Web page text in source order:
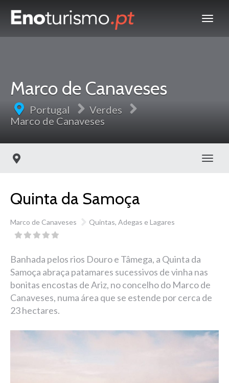
Marco de Canaveses
Portugal
Verdes
Marco de Canaveses
Quinta da Samoça
Marco de Canaveses Quintas, Adegas e Lagares
Banhada pelos rios Douro e Tâmega, a Quinta da
Samoça abraça patamares sucessivos de vinha nas
bonitas encostas de Ariz, no concelho do Marco de
Canaveses, numa área que se estende por cerca de
23 hectares.